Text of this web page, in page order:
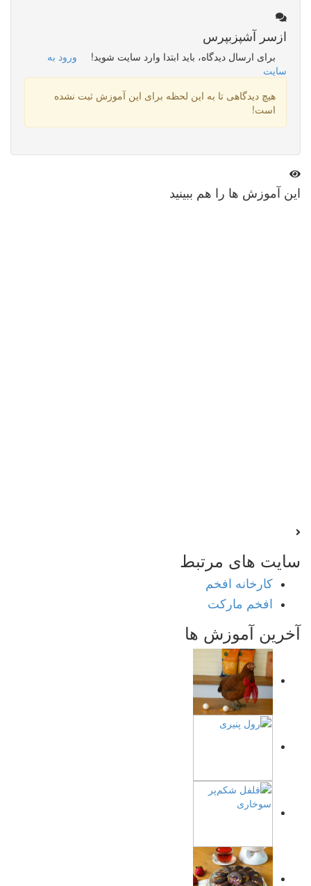
از سر آشپز بپرس
برای ارسال دیدگاه، باید ابتدا وارد سایت شوید!
ورود به
سایت
هیچ دیدگاهی تا به این لحظه برای این آموزش ثبت نشده
است!
اینآموزش ها را هم ببینید
سایت های مرتبط
کارخانه افخم
افخم مارکت
آخرین آموزش ها